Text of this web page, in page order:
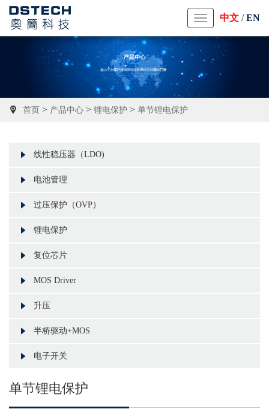
Toggle中文 /EN
首页 > 产品中心 > 锂电保护 > 单节锂电保护
线性稳压器（LDO)
电池管理
过压保护（OVP）
锂电保护
复位芯片
MOS Driver
升压
半桥驱动+MOS
电子开关
单节锂电保护